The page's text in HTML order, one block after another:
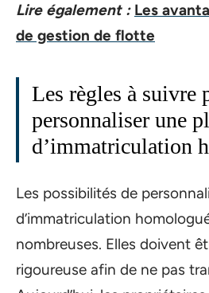
Lire également : Les
de gestion de flotte
Les règles à suivre
personnaliser une
d’immatriculation
Les possibilités de
d’immatriculation
nombreuses. Elles doivent
rigoureuse afin de ne pas